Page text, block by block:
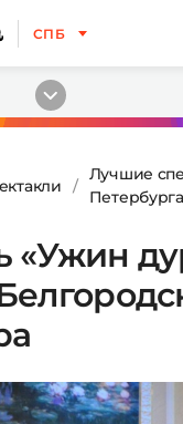
СПБ
Лучшие
Петербурга
«Ужин